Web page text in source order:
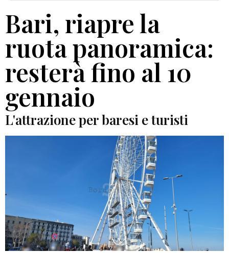
Bari, riapre la
ruota panoramica:
resterà fino al 10
gennaio
L'attrazione per baresi e turisti